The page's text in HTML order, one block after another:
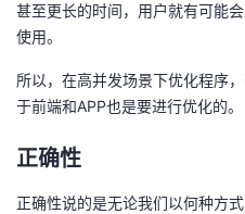
甚至更长的时间，用户就有可能
使用。
所以，在高并发场景下优化程序
于前端和APP也是要进行优化的。
正确性
正确性说的是无论我们以何种方